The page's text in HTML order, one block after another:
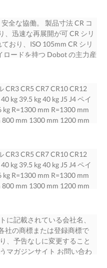
タルエンコーダ 1 J2 J1 コン
5 m 繰り返し精度 ±0.02 mm
TCP, WIFI J6 IP等級
mm R=1000 mm 消費電
材料 アルミニウム合金、
193mm 382 mm
robots.com J2 J1
DOBOT CR シリーズ
0013 東京都港区浜松町2-
6 軸協働ロボット D230717
512mm 176.5mm
568mm 125mm
、高性能で技術的に進んでい
しながら作業者の安全性を
mm J5 す。このシリーズは
れております。より多くの
供しています。 R=128.3 mm
J1 CR3 105mm J6 応用シナリ
R=141 mm J3 積み込みと
122mm 降ろし 147mm 282
ング。 迅速な設定。 CR5 あ
ターが、自分に合わせた ア
ットのトレーニングは 1 時
とができます。ドラッグ・
トは、設定時間（通常 1
、単にロボットアームを動
動化ソリューションで必要
と上級者向けには、グラフ
減するように設計されてい
J5 J4 スクリプト言語と高度
... 147mm 282 mm 挿入 組立
134.8mm 274mm
116mm 357mm 116mm
990mm 1096mm
13849 およびTS 15066 に
トは、簡単なプログラミン
な協働を提供します。繰り返
ボットがより幅広いタスクを
15 cm 以内に来る予期しない
、高性能で技術的に進んでい
しながら作業者の安全性を
mm J5 す。このシリーズは
れております。より多くの
しています。 R=128.3 mm
CR3 105mm J6 応用シナリ
R=141 mm J3 積み込みと
122mm 降ろし 147mm 282
ング。 迅速な設定。 CR5 あ
ターが、自分に合わせた ア
ットのトレーニングは 1 時
とができます。ドラッグ・
トは、設定時間（通常 1
、単にロボットアームを動
動化ソリューションで必要
と上級者向けには、グラフ
減するように設計されてい
J5 J4 スクリプト言語と高度
全な協働。 製品寸法 CR コ
、迅速な再展開が可 CR シリ
おり、ISO 105mm CR シリ
ロードを持つ Dobot の主力産
13849 およびTS 15066 に
トは、簡単なプログラミン
協働を提供します。繰り返
ットがより幅広いタスクを
15 cm 以内に来る予期しない
、高性能で技術的に進んでい
しながら作業者の安全性を
mm J5 す。このシリーズは
れております。より多くの
しています。 R=128.3 mm
CR3 105mm J6 応用シナリ
R=141 mm J3 積み込みと
122mm 降ろし 147mm 282
ング。 迅速な設定。 CR5 あ
ターが、自分に合わせた ア
ットのトレーニングは 1 時
とができます。ドラッグ・
CR3 CR5 CR7 CR10 CR12
kg 39.5 kg 40 kg J5 J4 ペイ
kg R=1300 mm R=1300 mm
mm 1300 mm 1200 mm
DC 48V DC 48V DC 48V
2 m/s 3 m/s 3 m/s 4 m/s 4
±360° ±360° ±360° 382
±360° 193mm J3 ±155°
範囲 J2 J1 J4 ±360° ±360°
±360° ±360° 最大 J1/J2
s 111.4mm ジョイント速
s 180°/s 180°/s J6 J5 J4 エ
mm R=1200 mm インタ
ーフェース 通信 RS485
AI/AO 2 382 mm コントロ
CR3 CR5 CR7 CR10 CR12
kg 39.5 kg 40 kg J5 J4 ペイ
kg R=1300 mm R=1300 mm
mm 1300 mm 1200 mm
DC 48V DC 48V DC 48V
2 m/s 3 m/s 3 m/s 4 m/s 4
±360° ±360° ±360° 382
±360° 193mm J3 ±155°
範囲 J2 J1 J4 ±360° ±360°
に記載されている会社名、
社の商標または登録商標で
、予告なしに変更すること
マガジンサイト お問い合わ